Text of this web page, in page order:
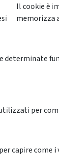
Il cookie è
memorizza
determinate
per
capire come